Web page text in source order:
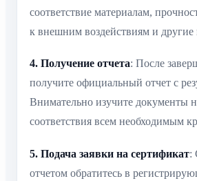
соответствие материалам,
к внешним воздействиям и другие
4. Получение отчета: После
получите официальный отчет с
Внимательно изучите документы
соответствия всем необходимым
5. Подача заявки на сертификат:
отчетом обратитесь в